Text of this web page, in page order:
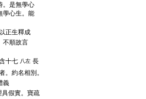
。是無學心
學心生。能
正生釋成
不順故言
十七 八左 長
。約名相別。
義
假實。寶疏